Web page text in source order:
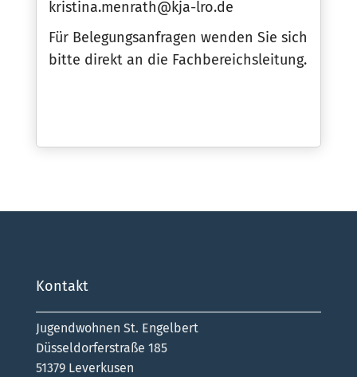
kristina.menrath@kja-lro.de
Für Belegungsanfragen wenden Sie sich
bitte direkt an die Fachbereichsleitung.
Kontakt
Jugendwohnen St. Engelbert
Düsseldorferstraße 185
51379 Leverkusen